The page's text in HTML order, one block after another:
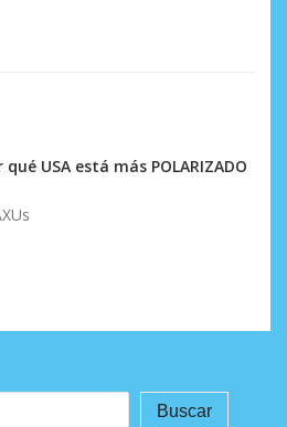
USA está más POLARIZADO
Buscar